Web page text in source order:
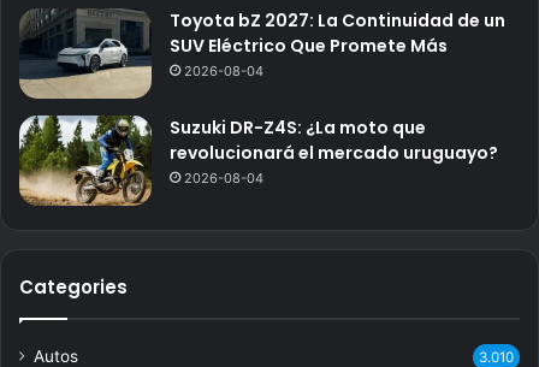
Toyota bZ 2027: La Continuidad de un
SUV Eléctrico Que Promete Más
2026-08-04
Suzuki DR-Z4S: ¿La moto que
revolucionará el mercado uruguayo?
2026-08-04
Categories
Autos 3.010